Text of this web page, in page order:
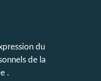
du
de la
.